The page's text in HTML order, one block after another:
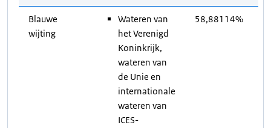
Blauwe
wijting
Wateren van
het Verenigd
Koninkrijk,
wateren van
de Unie en
internationale
wateren van
ICES-
58,88114%